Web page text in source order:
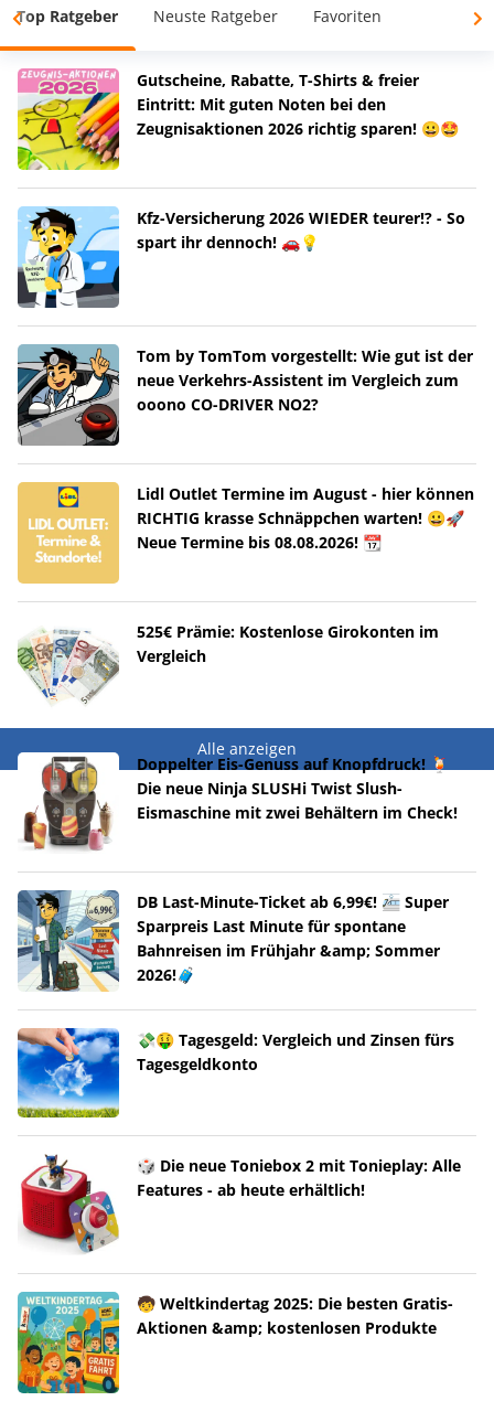
Top Ratgeber Neuste Ratgeber Favoriten
Gutscheine, Rabatte, T-Shirts & freier
Eintritt: Mit guten Noten bei den
Zeugnisaktionen 2026 richtig sparen! 😀🤩
Kfz-Versicherung 2026 WIEDER teurer!? - So
spart ihr dennoch! 🚗💡
Tom by TomTom vorgestellt: Wie gut ist der
neue Verkehrs-Assistent im Vergleich zum
ooono CO-DRIVER NO2?
Lidl Outlet Termine im August - hier können
RICHTIG krasse Schnäppchen warten! 😀🚀
Neue Termine bis 08.08.2026! 📆
525€ Prämie: Kostenlose Girokonten im
Vergleich
Alle anzeigen
Doppelter Eis-Genuss auf Knopfdruck! 🍹
Die neue Ninja SLUSHi Twist Slush-
Eismaschine mit zwei Behältern im Check!
DB Last-Minute-Ticket ab 6,99€! 🚈 Super
Sparpreis Last Minute für spontane
Bahnreisen im Frühjahr &amp; Sommer
2026!🧳
💸🤑 Tagesgeld: Vergleich und Zinsen fürs
Tagesgeldkonto
🎲 Die neue Toniebox 2 mit Tonieplay: Alle
Features - ab heute erhältlich!
🧒 Weltkindertag 2025: Die besten Gratis-
Aktionen &amp; kostenlosen Produkte